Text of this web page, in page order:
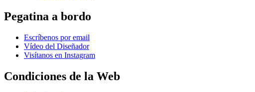
Pegatina a bordo
Escríbenos por email
Vídeo del Diseñador
Visítanos en Instagram
Condiciones de la Web